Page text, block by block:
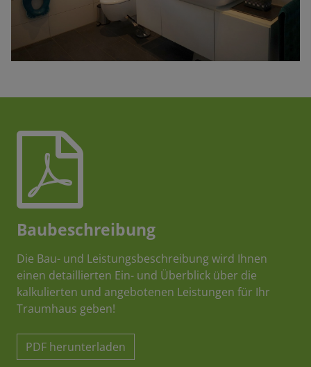
Baubeschreibung
Die Bau- und Leistungsbeschreibung wird Ihnen
einen detaillierten Ein- und Überblick über die
kalkulierten und angebotenen Leistungen für Ihr
Traumhaus geben!
PDF herunterladen